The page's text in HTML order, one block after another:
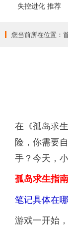
失控进化 推荐
您当前所在位置：
在《孤岛求
险，你需要
手？今天，
孤岛求生指
笔记具体在
游戏一开始